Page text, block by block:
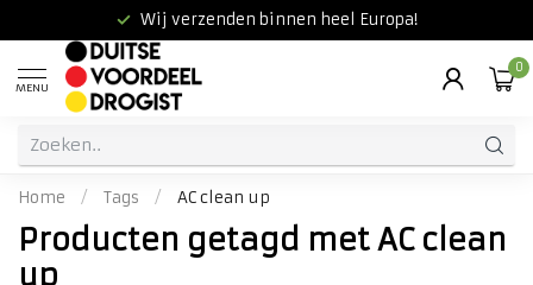
Wij verzenden binnen heel Europa!
MENU
0
Home / Tags / AC clean up
Producten getagd met AC clean
up